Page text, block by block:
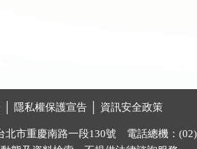
隱私權保護宣告 資訊安全政策
北市重慶南路一段130號 電話總機：